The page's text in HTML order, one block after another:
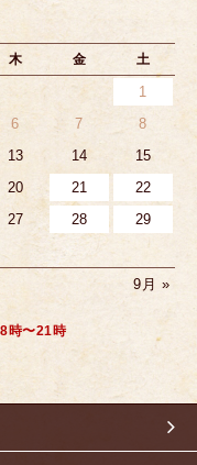
木 金 土
1
6 7
8
13 14
15
20 21
22
27 28
29
9月 »
時〜21時